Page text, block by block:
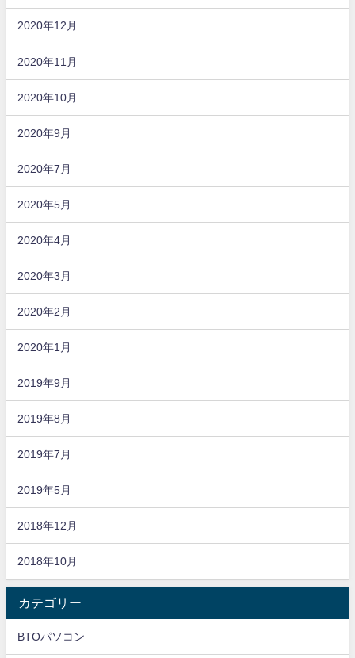
2020年12月
2020年11月
2020年10月
2020年9月
2020年7月
2020年5月
2020年4月
2020年3月
2020年2月
2020年1月
2019年9月
2019年8月
2019年7月
2019年5月
2018年12月
2018年10月
カテゴリー
BTOパソコン